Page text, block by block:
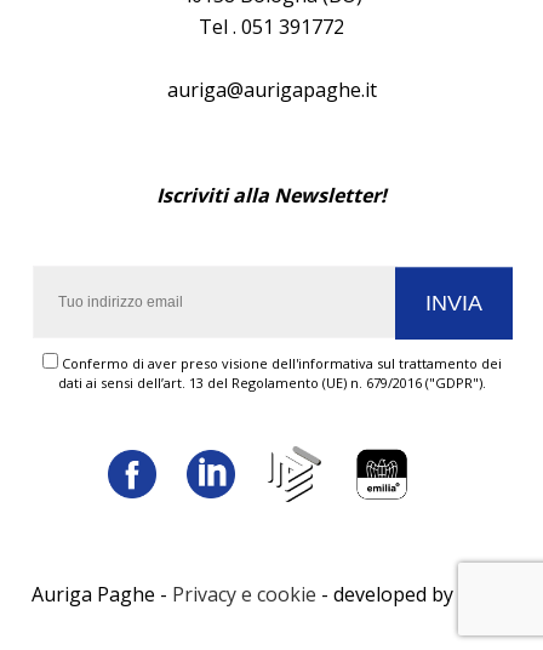
Tel . 051 391772
auriga@aurigapaghe.it
Iscriviti alla Newsletter!
Confermo di aver preso visione dell'informativa sul trattamento dei
dati ai sensi dell’art. 13 del Regolamento (UE) n. 679/2016 ("GDPR").
Auriga Paghe - Privacy e cookie - developed by